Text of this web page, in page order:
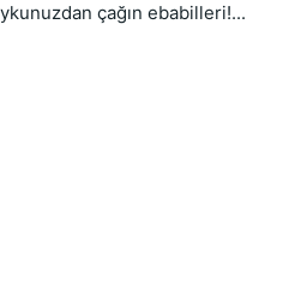
çağın ebabilleri!...